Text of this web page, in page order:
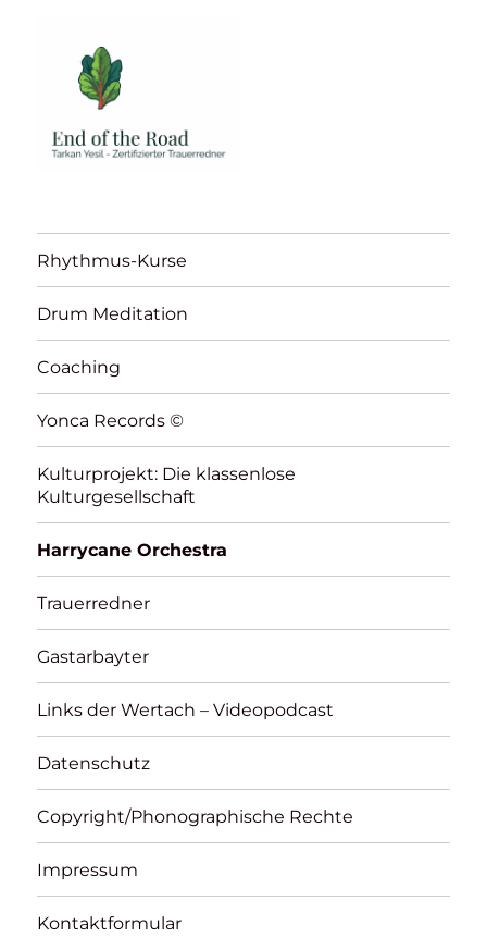
Rhythmus-Kurse
Drum Meditation
Coaching
Yonca Records ©
Kulturprojekt: Die klassenlose
Kulturgesellschaft
Harrycane Orchestra
Trauerredner
Gastarbayter
Links der Wertach – Videopodcast
Datenschutz
Copyright/Phonographische Rechte
Impressum
Kontaktformular